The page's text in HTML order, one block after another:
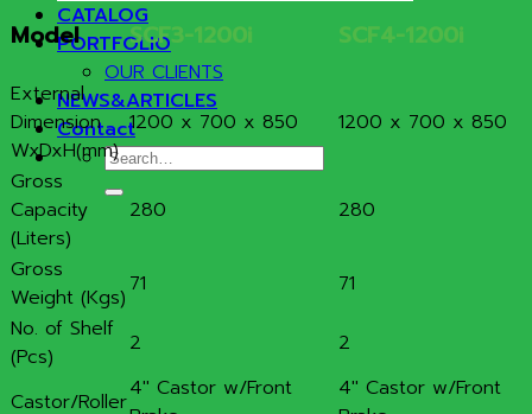
CATALOG
PORTFOLIO
OUR CLIENTS
NEWS&ARTICLES
Contact
Search
for:
Model SCF3-1200i SCF4-1200i
External
Dimension
WxDxH(mm)
1200 x 700 x 850 1200 x 700 x 850
Gross
Capacity
(Liters)
280 280
Gross
Weight (Kgs) 71
71
No. of Shelf
(Pcs)
2 2
Castor/Roller4″ Castor w/Front
4″ Castor w/Front